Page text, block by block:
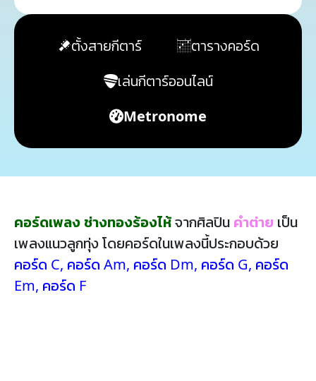
ตั้งสายกีตาร์
ตารางคอร์ด
เล่นกีตาร์ออนไลน์
Metronome
คอร์ดเพลง ช่างทองร้องไห้จากศิลปิน คำต่าย เป็น
เพลงแนวลูกทุ่ง โดยคอร์ดในเพลงนี้ประกอบด้วย
คอร์ด C, คอร์ด Am, คอร์ด Dm, คอร์ด G, คอร์ด
Em, คอร์ด F